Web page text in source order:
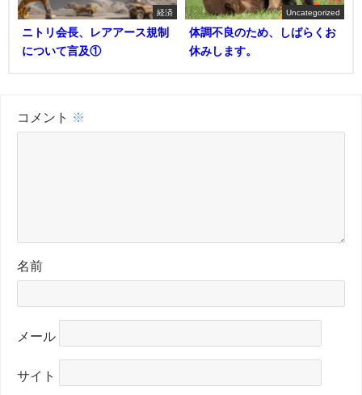
経済
ニトリ会長、レアアース規制
について言及①
Uncategorized
体調不良のため、しばらくお
休みします。
コメント ※
名前
メール
サイト